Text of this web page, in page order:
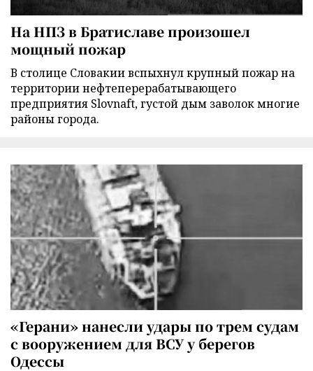
На НПЗ в Братиславе произошел
мощный пожар
В столице Словакии вспыхнул крупный пожар на
территории нефтеперерабатывающего
предприятия Slovnaft, густой дым заволок многие
районы города.
«Герани» нанесли удары по трем судам
с вооружением для ВСУ у берегов
Одессы